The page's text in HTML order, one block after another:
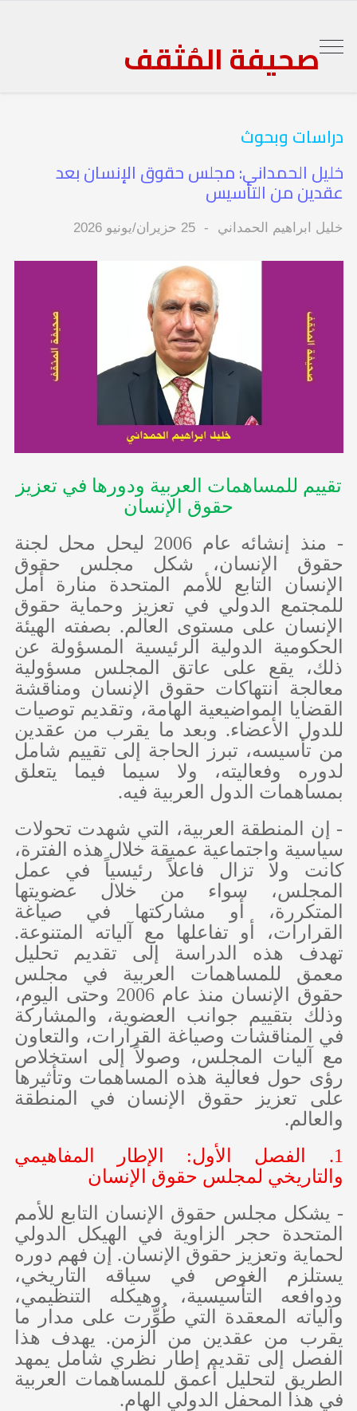
صحيفة المُثقف
دراسات وبحوث
خليل الحمداني: مجلس حقوق الإنسان بعد
عقدين من التأسيس
خليل ابراهيم الحمداني 25 حزيران/يونيو 2026
تقييم للمساهمات العربية ودورها في تعزيز
حقوق الإنسان
- منذ إنشائه عام 2006 ليحل محل لجنة
حقوق الإنسان، شكل مجلس حقوق
الإنسان التابع للأمم المتحدة منارة أمل
للمجتمع الدولي في تعزيز وحماية حقوق
الإنسان على مستوى العالم. بصفته الهيئة
الحكومية الدولية الرئيسية المسؤولة عن
ذلك، يقع على عاتق المجلس مسؤولية
معالجة انتهاكات حقوق الإنسان ومناقشة
القضايا المواضيعية الهامة، وتقديم توصيات
للدول الأعضاء. وبعد ما يقرب من عقدين
من تأسيسه، تبرز الحاجة إلى تقييم شامل
لدوره وفعاليته، ولا سيما فيما يتعلق
بمساهمات الدول العربية فيه.
- إن المنطقة العربية، التي شهدت تحولات
سياسية واجتماعية عميقة خلال هذه الفترة،
كانت ولا تزال فاعلاً رئيسياً في عمل
المجلس، سواء من خلال عضويتها
المتكررة، أو مشاركتها في صياغة
القرارات، أو تفاعلها مع آلياته المتنوعة.
تهدف هذه الدراسة إلى تقديم تحليل
معمق للمساهمات العربية في مجلس
حقوق الإنسان منذ عام 2006 وحتى اليوم،
وذلك بتقييم جوانب العضوية، والمشاركة
في المناقشات وصياغة القرارات، والتعاون
مع آليات المجلس، وصولاً إلى استخلاص
رؤى حول فعالية هذه المساهمات وتأثيرها
على تعزيز حقوق الإنسان في المنطقة
والعالم.
1. الفصل الأول: الإطار المفاهيمي
والتاريخي لمجلس حقوق الإنسان
- يشكل مجلس حقوق الإنسان التابع للأمم
المتحدة حجر الزاوية في الهيكل الدولي
لحماية وتعزيز حقوق الإنسان. إن فهم دوره
يستلزم الغوص في سياقه التاريخي،
ودوافعه التأسيسية، وهيكله التنظيمي،
وآلياته المعقدة التي طُوِّرت على مدار ما
يقرب من عقدين من الزمن. يهدف هذا
الفصل إلى تقديم إطار نظري شامل يمهد
الطريق لتحليل أعمق للمساهمات العربية
في هذا المحفل الدولي الهام.